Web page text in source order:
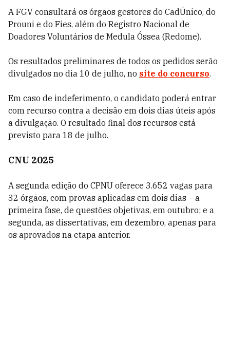
A FGV consultará os órgãos gestores do CadÚnico, do
Prouni e do Fies, além do Registro Nacional de
Doadores Voluntários de Medula Óssea (Redome).
Os resultados preliminares de todos os pedidos serão
divulgados no dia 10 de julho, no site do concurso.
Em caso de indeferimento, o candidato poderá entrar
com recurso contra a decisão em dois dias úteis após
a divulgação. O resultado final dos recursos está
previsto para 18 de julho.
CNU 2025
A segunda edição do CPNU oferece 3.652 vagas para
32 órgãos, com provas aplicadas em dois dias – a
primeira fase, de questões objetivas, em outubro; e a
segunda, as dissertativas, em dezembro, apenas para
os aprovados na etapa anterior.